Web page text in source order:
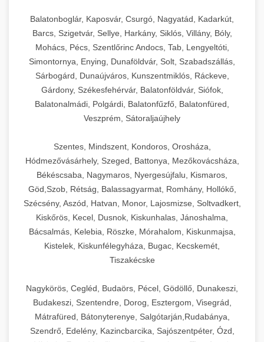
Balatonboglár, Kaposvár, Csurgó, Nagyatád, Kadarkút,
Barcs, Szigetvár, Sellye, Harkány, Siklós, Villány, Bóly,
Mohács, Pécs, Szentlőrinc Andocs, Tab, Lengyeltóti,
Simontornya, Enying, Dunaföldvár, Solt, Szabadszállás,
Sárbogárd, Dunaújváros, Kunszentmiklós, Ráckeve,
Gárdony, Székesfehérvár, Balatonföldvár, Siófok,
Balatonalmádi, Polgárdi, Balatonfűzfő, Balatonfüred,
Veszprém, Sátoraljaújhely
Szentes, Mindszent, Kondoros, Orosháza,
Hódmezővásárhely, Szeged, Battonya, Mezőkovácsháza,
Békéscsaba, Nagymaros, Nyergesújfalu, Kismaros,
Göd,Szob, Rétság, Balassagyarmat, Romhány, Hollókő,
Szécsény, Aszód, Hatvan, Monor, Lajosmizse, Soltvadkert,
Kiskőrös, Kecel, Dusnok, Kiskunhalas, Jánoshalma,
Bácsalmás, Kelebia, Röszke, Mórahalom, Kiskunmajsa,
Kistelek, Kiskunfélegyháza, Bugac, Kecskemét,
Tiszakécske
Nagykörös, Cegléd, Budaörs, Pécel, Gödöllő, Dunakeszi,
Budakeszi, Szentendre, Dorog, Esztergom, Visegrád,
Mátrafüred, Bátonyterenye, Salgótarján,Rudabánya,
Szendrő, Edelény, Kazincbarcika, Sajószentpéter, Ózd,